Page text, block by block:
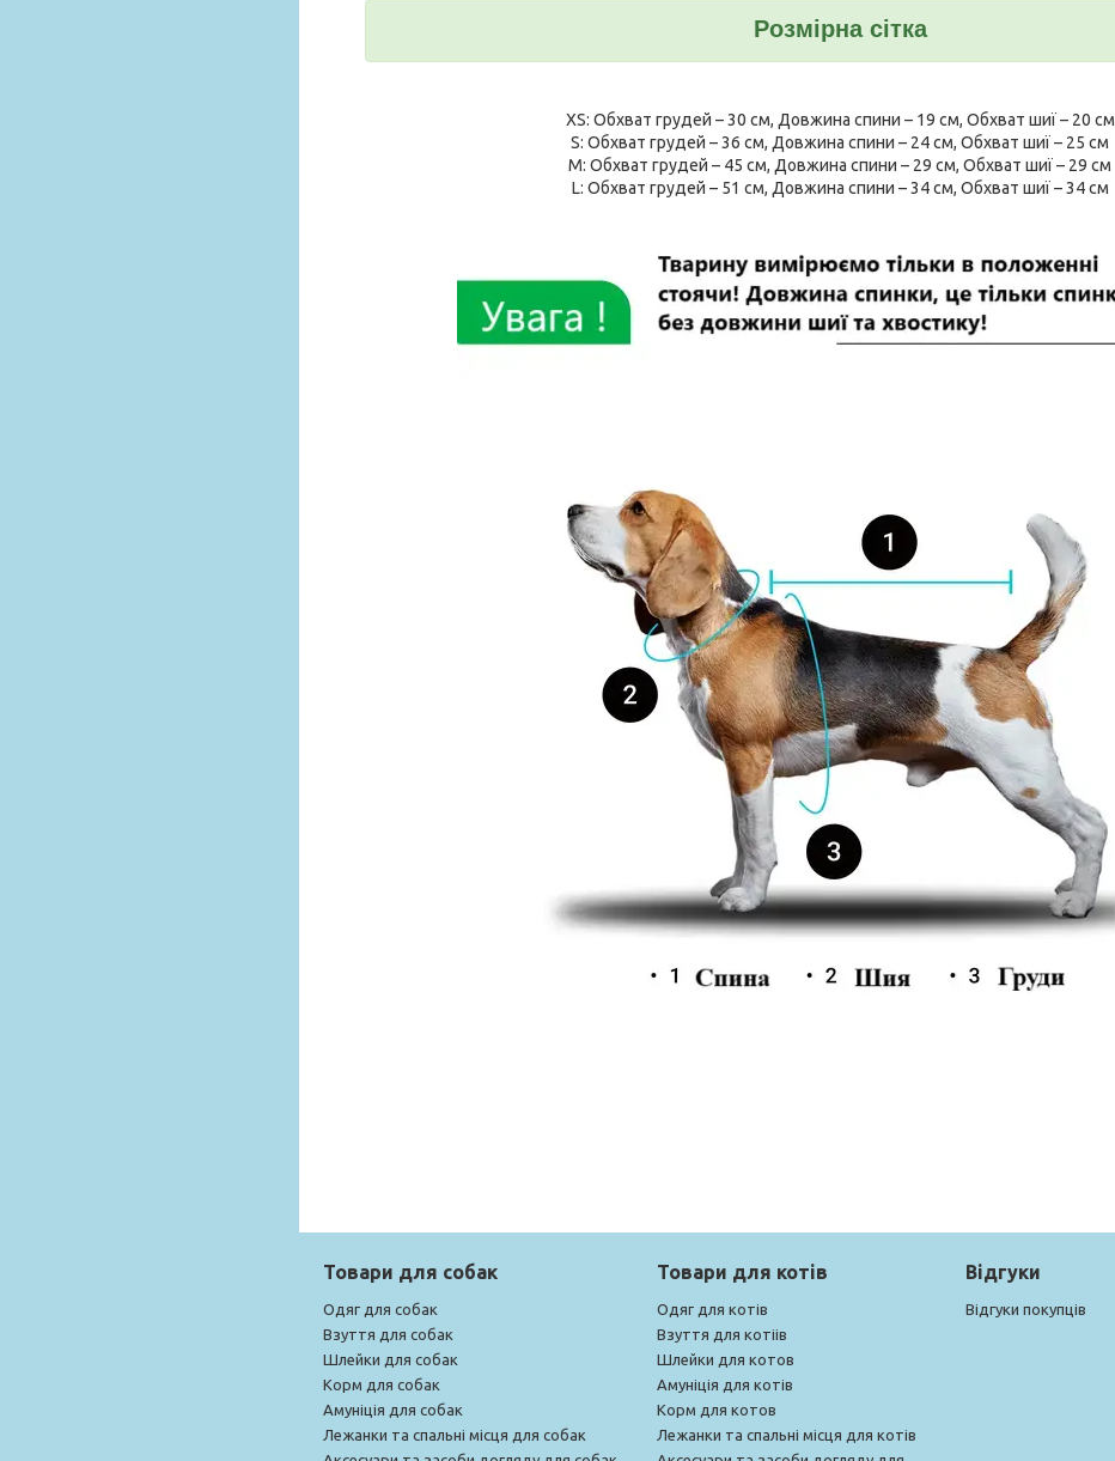
Розмірна сітка
XS: Обхват грудей – 30 см, Довжина спини – 19 см, Обхват шиї – 20 см
S: Обхват грудей – 36 см, Довжина спини – 24 см, Обхват шиї – 25 см
M: Обхват грудей – 45 см, Довжина спини – 29 см, Обхват шиї – 29 см
L: Обхват грудей – 51 см, Довжина спини – 34 см, Обхват шиї – 34 см
Товари для собак
Одяг для собак
Взуття для собак
Шлейки для собак
Корм для собак
Амуніція для собак
Лежанки та спальні місця для собак
Товари для котів
Одяг для котів
Взуття для котіів
Шлейки для котов
Амуніція для котів
Корм для котов
Лежанки та спальні місця для котів
Відгуки
Відгуки покупців